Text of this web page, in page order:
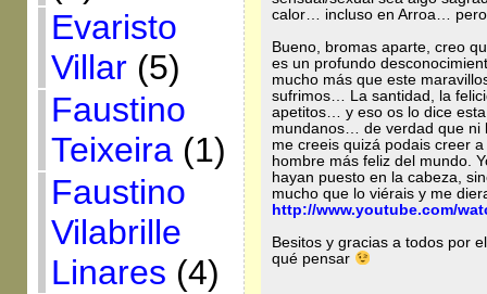
Evaristo
Villar(5)
Faustino
Teixeira(1)
Faustino
Vilabrille
Linares (4)
calor… incluso en Arroa…
Bueno, bromas aparte, creo
es un profundo
mucho más que este
sufrimos… La santidad, la
apetitos… y eso os lo dice
mundanos… de verdad que ni
me creeis quizá podais creer
hombre más feliz del mundo.
hayan puesto en la cabeza,
mucho que lo viérais y me
http://www.youtube.com/
Besitos y gracias a todos por
qué pensar